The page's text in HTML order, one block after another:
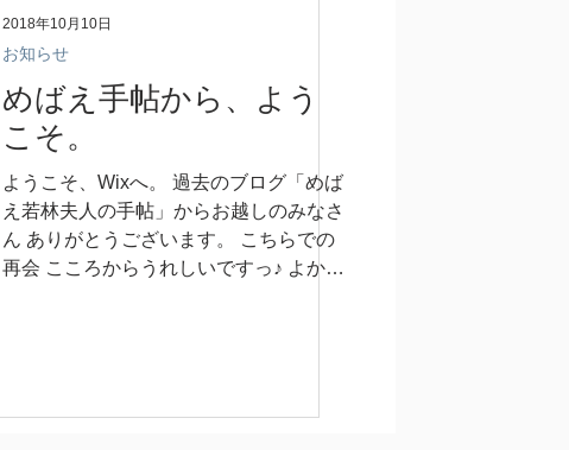
2018年10月10日
お知らせ
めばえ手帖から、よう
こそ。
ようこそ、Wixへ。 過去のブログ「めば
え若林夫人の手帖」からお越しのみなさ
ん ありがとうございます。 こちらでの
再会 こころからうれしいですっ♪ よかっ